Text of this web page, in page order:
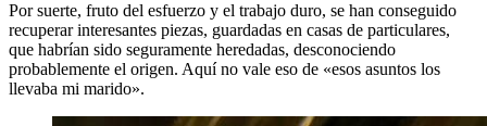
Por suerte, fruto del esfuerzo y el trabajo duro, se han conseguido
recuperar interesantes piezas, guardadas en casas de particulares,
que habrían sido seguramente heredadas, desconociendo
probablemente el origen. Aquí no vale eso de «esos asuntos los
llevaba mi marido».